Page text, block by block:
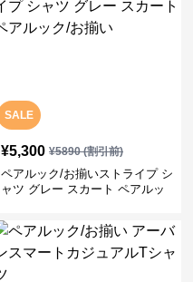
SALE
¥5,300 ¥5890(割引前)
ペアルック/お揃いストライプ シ
ャツ グレー スカート ペアルッ